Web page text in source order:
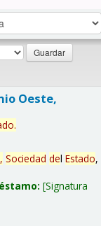
Oeste,
.
Sociedad del Estado,
Signatura